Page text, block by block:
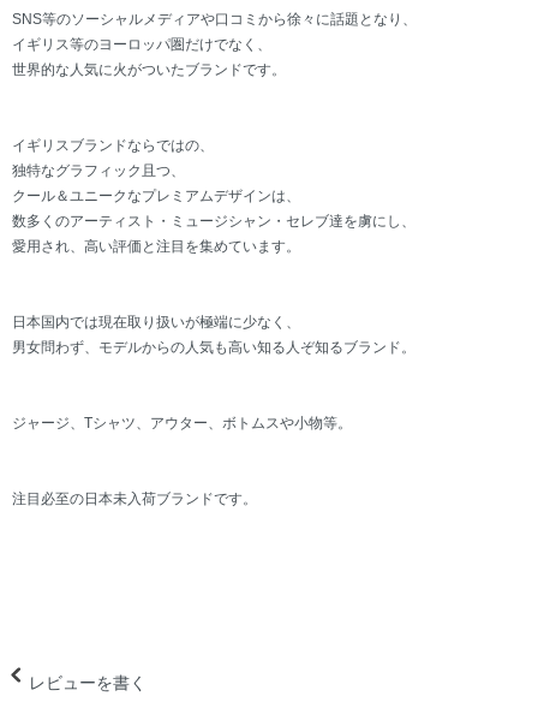
SNS等のソーシャルメディアや口コミから徐々に話題となり、
イギリス等のヨーロッパ圏だけでなく、
世界的な人気に火がついたブランドです。
イギリスブランドならではの、
独特なグラフィック且つ、
クール＆ユニークなプレミアムデザインは、
数多くのアーティスト・ミュージシャン・セレブ達を虜にし、
愛用され、高い評価と注目を集めています。
日本国内では現在取り扱いが極端に少なく、
男女問わず、モデルからの人気も高い知る人ぞ知るブランド。
ジャージ、Tシャツ、アウター、ボトムスや小物等。
注目必至の日本未入荷ブランドです。
レビューを書く